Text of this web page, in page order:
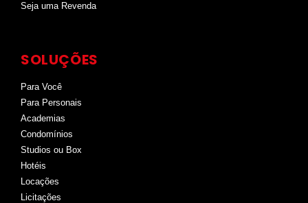
Seja uma Revenda
SOLUÇÕES
Para Você
Para Personais
Academias
Condomínios
Studios ou Box
Hotéis
Locações
Licitações